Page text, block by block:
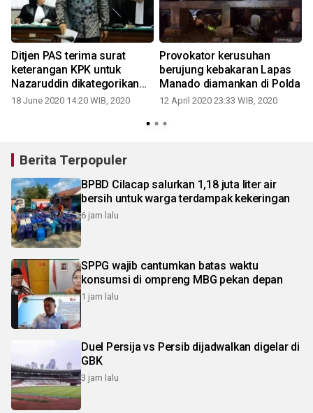
Ditjen PAS terima surat
keterangan KPK untuk
Nazaruddin dikategorikan
"justice collaborator"
18 June 2020 14:20 WIB, 2020
Provokator kerusuhan
berujung kebakaran Lapas
Manado diamankan di Polda
12 April 2020 23:33 WIB, 2020
Berita Terpopuler
BPBD Cilacap salurkan 1,18 juta liter air
bersih untuk warga terdampak kekeringan
6 jam lalu
SPPG wajib cantumkan batas waktu
konsumsi di ompreng MBG pekan depan
1 jam lalu
Duel Persija vs Persib dijadwalkan digelar di
GBK
3 jam lalu